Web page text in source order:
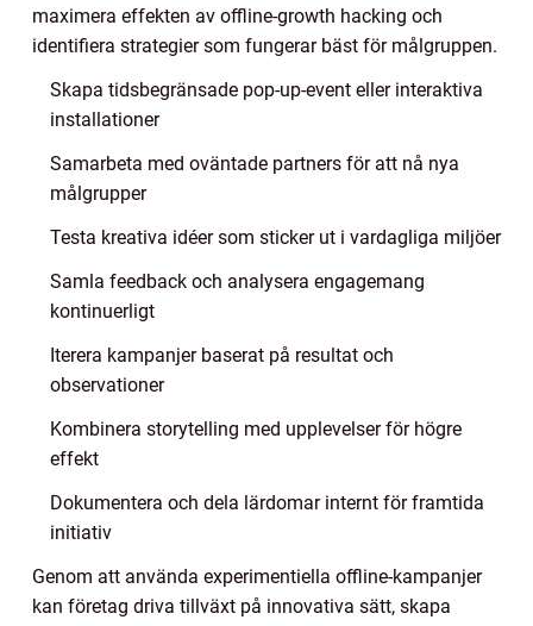
maximera effekten av offline-growth hacking och
identifiera strategier som fungerar bäst för målgruppen.
Skapa tidsbegränsade pop-up-event eller interaktiva
installationer
Samarbeta med oväntade partners för att nå nya
målgrupper
Testa kreativa idéer som sticker ut i vardagliga miljöer
Samla feedback och analysera engagemang
kontinuerligt
Iterera kampanjer baserat på resultat och
observationer
Kombinera storytelling med upplevelser för högre
effekt
Dokumentera och dela lärdomar internt för framtida
initiativ
Genom att använda experimentiella offline-kampanjer
kan företag driva tillväxt på innovativa sätt, skapa